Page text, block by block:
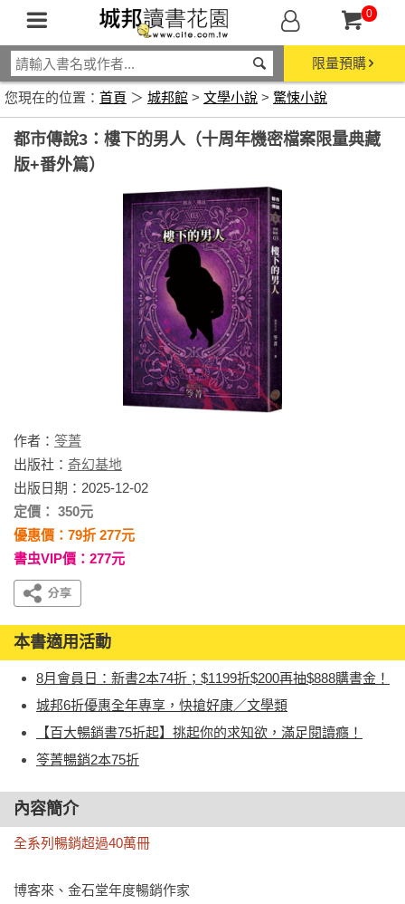
0
限量預購
您現在的位置： 首頁 ＞ 城邦館 > 文學小說 > 驚悚小說
都市傳說3：樓下的男人（十周年機密檔案限量典藏
版+番外篇）
作者： 笭菁
出版社： 奇幻基地
出版日期：2025-12-02
定價： 350元
優惠價：79折 277元
書虫VIP價：277元
本書適用活動
8月會員日：新書2本74折；$1199折$200再抽$888購書金！
城邦6折優惠全年專享，快搶好康／文學類
【百大暢銷書75折起】挑起你的求知欲，滿足閱讀癮！
笭菁暢銷2本75折
內容簡介
全系列暢銷超過40萬冊
博客來、金石堂年度暢銷作家